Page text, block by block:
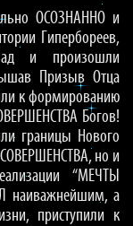
ОСОЗНАННО и
Гипербореев,
и произошли
Призыв Отца
к формированию
Богов!
границы Нового
но и
“МЕЧТЫ
наиважнейшим, а
приступили к